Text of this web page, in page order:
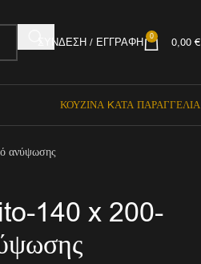
ΣΎΝΔΕΣΗ / ΕΓΓΡΑΦΉ 0 0,00 €
ΚΟΥΖΊΝΑ KΑΤΆ ΠΑΡΑΓΓΕΛΊΑ
ανύψωσης
140 x 200-